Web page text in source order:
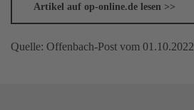
Artikel auf op-online.de lesen >>
Quelle: Offenbach-Post vom 01.10.2022